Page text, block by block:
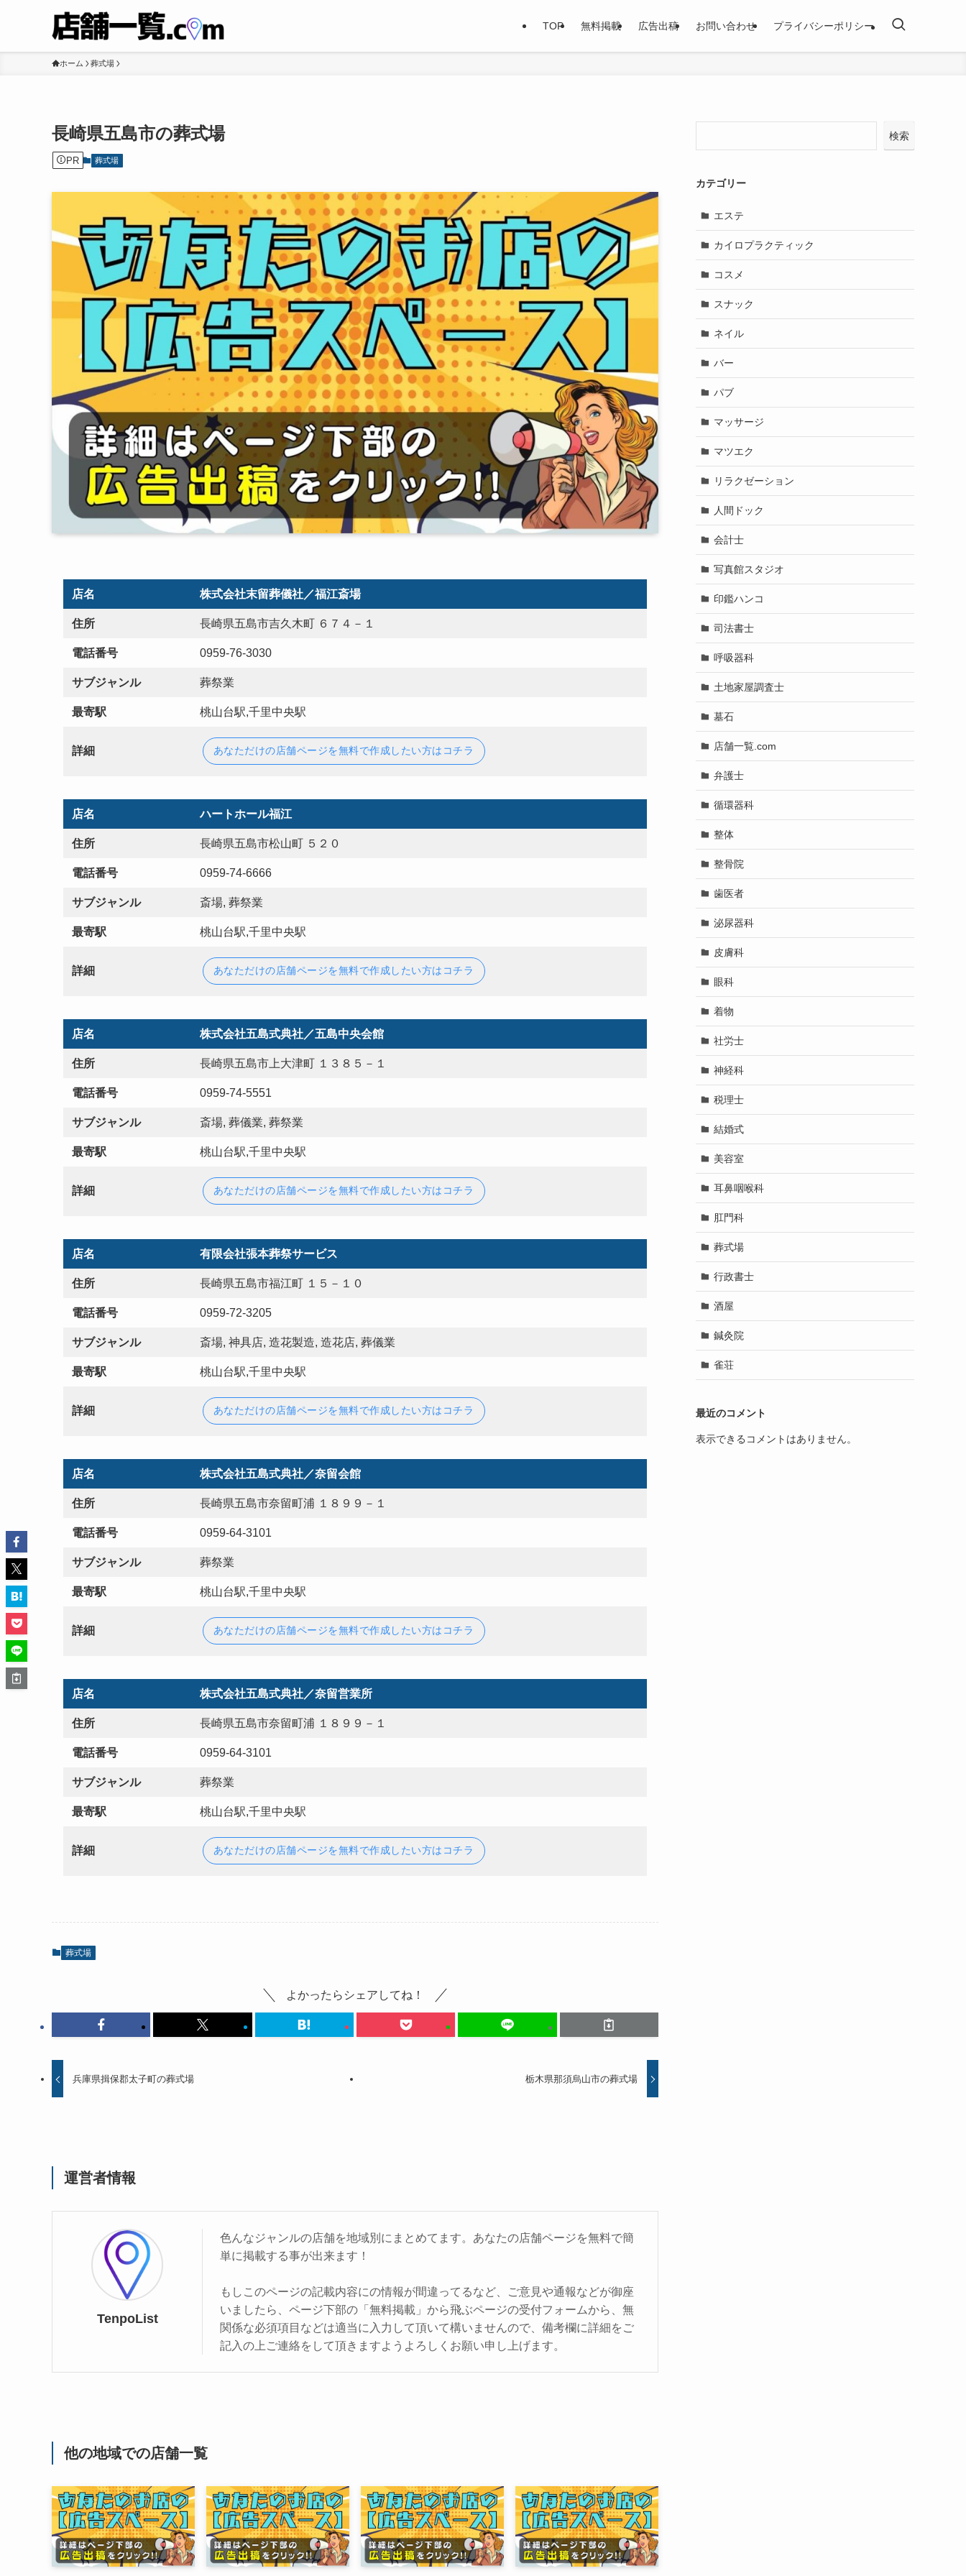
TOP 無料掲載 広告出稿 お問い合わせ プライバシーポリシー
ホーム 葬式場
長崎県五島市の葬式場
PR 葬式場
店名 株式会社末留葬儀社／福江斎場
住所 長崎県五島市吉久木町 ６７４－１
電話番号 0959-76-3030
サブジャンル 葬祭業
最寄駅 桃山台駅,千里中央駅
詳細 あなただけの店舗ページを無料で作成したい方はコチラ
店名 ハートホール福江
住所 長崎県五島市松山町 ５２０
電話番号 0959-74-6666
サブジャンル 斎場, 葬祭業
最寄駅 桃山台駅,千里中央駅
詳細 あなただけの店舗ページを無料で作成したい方はコチラ
店名 株式会社五島式典社／五島中央会館
住所 長崎県五島市上大津町 １３８５－１
電話番号 0959-74-5551
サブジャンル 斎場, 葬儀業, 葬祭業
最寄駅 桃山台駅,千里中央駅
詳細 あなただけの店舗ページを無料で作成したい方はコチラ
店名 有限会社張本葬祭サービス
住所 長崎県五島市福江町 １５－１０
電話番号 0959-72-3205
サブジャンル 斎場, 神具店, 造花製造, 造花店, 葬儀業
最寄駅 桃山台駅,千里中央駅
詳細 あなただけの店舗ページを無料で作成したい方はコチラ
店名 株式会社五島式典社／奈留会館
住所 長崎県五島市奈留町浦 １８９９－１
電話番号 0959-64-3101
サブジャンル 葬祭業
最寄駅 桃山台駅,千里中央駅
詳細 あなただけの店舗ページを無料で作成したい方はコチラ
店名 株式会社五島式典社／奈留営業所
住所 長崎県五島市奈留町浦 １８９９－１
電話番号 0959-64-3101
サブジャンル 葬祭業
最寄駅 桃山台駅,千里中央駅
詳細 あなただけの店舗ページを無料で作成したい方はコチラ
葬式場
よかったらシェアしてね！
兵庫県揖保郡太子町の葬式場 栃木県那須烏山市の葬式場
運営者情報
TenpoList
色んなジャンルの店舗を地域別にまとめてます。あなたの店舗ページを無料で簡
単に掲載する事が出来ます！
もしこのページの記載内容にの情報が間違ってるなど、ご意見や通報などが御座
いましたら、ページ下部の「無料掲載」から飛ぶページの受付フォームから、無
関係な必須項目などは適当に入力して頂いて構いませんので、備考欄に詳細をご
記入の上ご連絡をして頂きますようよろしくお願い申し上げます。
他の地域での店舗一覧
検索
カテゴリー
エステ
カイロプラクティック
コスメ
スナック
ネイル
バー
パブ
マッサージ
マツエク
リラクゼーション
人間ドック
会計士
写真館スタジオ
印鑑ハンコ
司法書士
呼吸器科
土地家屋調査士
墓石
店舗一覧.com
弁護士
循環器科
整体
整骨院
歯医者
泌尿器科
皮膚科
眼科
着物
社労士
神経科
税理士
結婚式
美容室
耳鼻咽喉科
肛門科
葬式場
行政書士
酒屋
鍼灸院
雀荘
最近のコメント
表示できるコメントはありません。